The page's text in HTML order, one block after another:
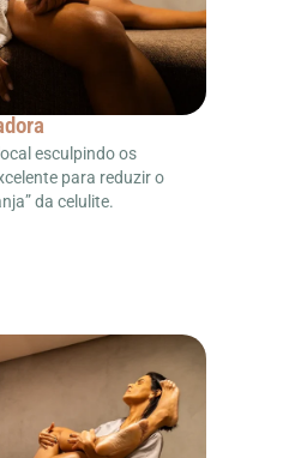
esculpindo os
para reduzir o
da celulite.